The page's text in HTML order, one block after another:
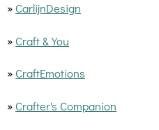
» CarlijnDesign
» Craft & You
» CraftEmotions
» Crafter's Companion